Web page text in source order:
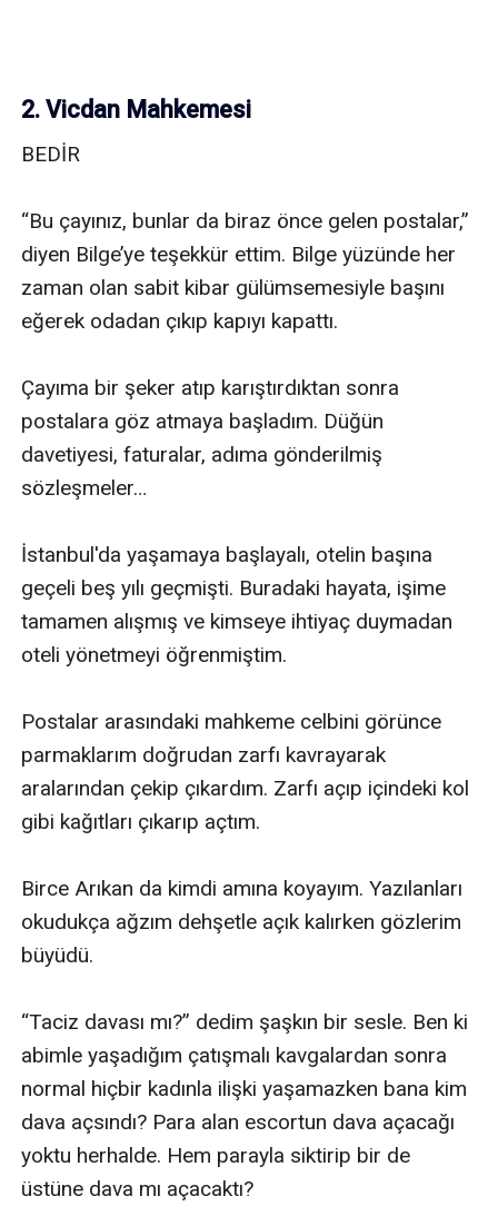
2. Vicdan Mahkemesi
BEDİR
“Bu çayınız, bunlar da biraz önce gelen postalar,”
diyen Bilge’ye teşekkür ettim. Bilge yüzünde her
zaman olan sabit kibar gülümsemesiyle başını
eğerek odadan çıkıp kapıyı kapattı.
Çayıma bir şeker atıp karıştırdıktan sonra
postalara göz atmaya başladım. Düğün
davetiyesi, faturalar, adıma gönderilmiş
sözleşmeler…
İstanbul'da yaşamaya başlayalı, otelin başına
geçeli beş yılı geçmişti. Buradaki hayata, işime
tamamen alışmış ve kimseye ihtiyaç duymadan
oteli yönetmeyi öğrenmiştim.
Postalar arasındaki mahkeme celbini görünce
parmaklarım doğrudan zarfı kavrayarak
aralarından çekip çıkardım. Zarfı açıp içindeki kol
gibi kağıtları çıkarıp açtım.
Birce Arıkan da kimdi amına koyayım. Yazılanları
okudukça ağzım dehşetle açık kalırken gözlerim
büyüdü.
“Taciz davası mı?” dedim şaşkın bir sesle. Ben ki
abimle yaşadığım çatışmalı kavgalardan sonra
normal hiçbir kadınla ilişki yaşamazken bana kim
dava açsındı? Para alan escortun dava açacağı
yoktu herhalde. Hem parayla siktirip bir de
üstüne dava mı açacaktı?